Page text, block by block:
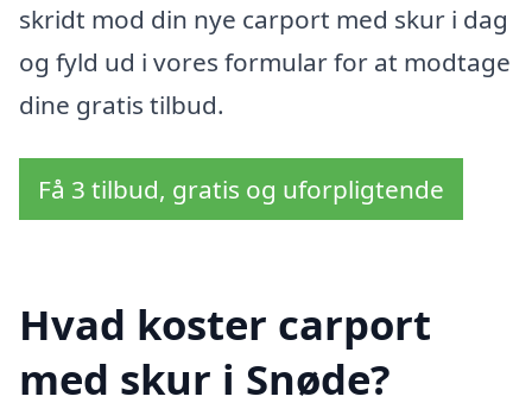
skridt mod din nye carport med skur i dag
og fyld ud i vores formular for at modtage
dine gratis tilbud.
Få 3 tilbud, gratis og uforpligtende
Hvad koster carport
med skur i Snøde?